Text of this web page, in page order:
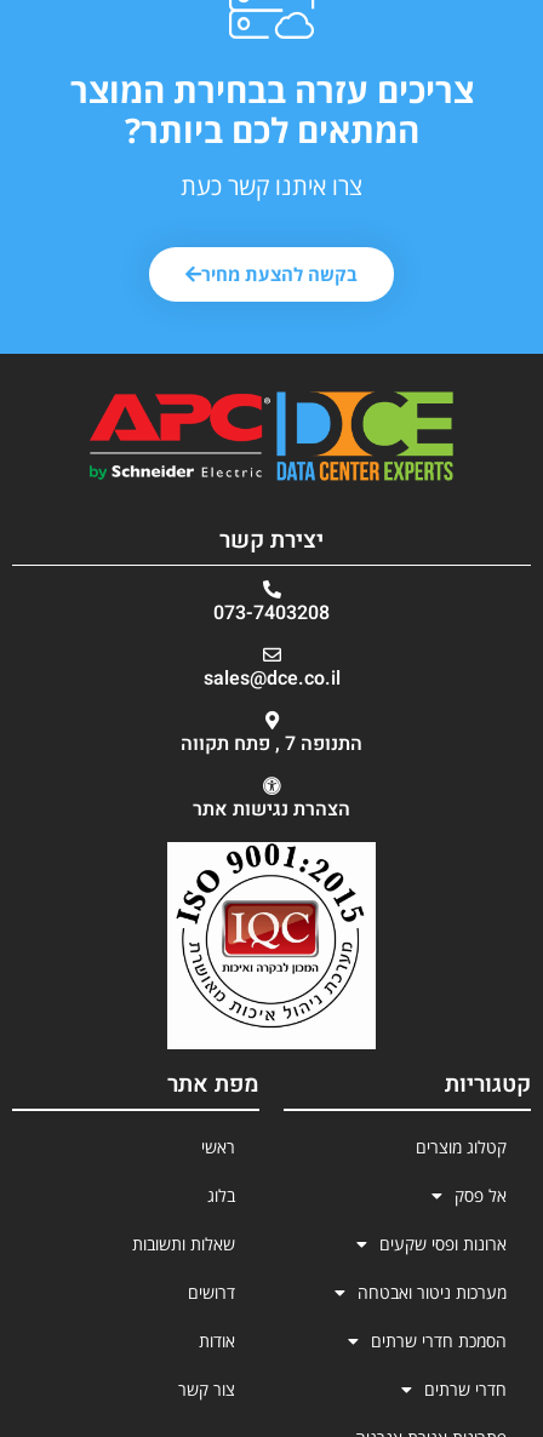
צריכים עזרה בבחירת המוצר
המתאים לכם ביותר?
צרו איתנו קשר כעת
בקשה להצעת מחיר
יצירת קשר
073-7403208
sales@dce.co.il
התנופה 7 , פתח תקווה
הצהרת נגישות אתר
קטגוריות
קטלוג מוצרים
אל פסק
ארונות ופסי שקעים
מערכות ניטור ואבטחה
הסמכת חדרי שרתים
חדרי שרתים
מפת אתר
ראשי
בלוג
שאלות ותשובות
דרושים
אודות
צור קשר